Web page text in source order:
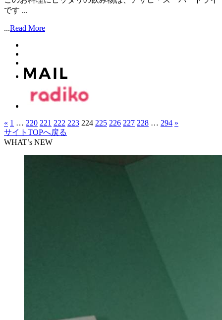
です ...
...Read More
« 1 … 220 221 222 223 224 225 226 227 228 … 294 »
サイトTOPへ戻る
WHAT’s NEW